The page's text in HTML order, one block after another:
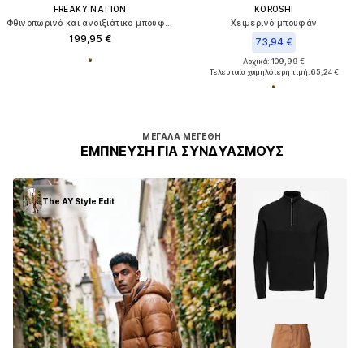
FREAKY NATION
199,95 €
KOROSHI
Χειμερινό μπουφάν
73,94 €
Αρχικά: 109,99 €
Τελευταία χαμηλότερη τιμή:65,24 €
ΜΕΓΆΛΑ ΜΕΓΈΘΗ
ΈΜΠΝΕΥΣΗ ΓΙΑ ΣΥΝΔΥΑΣΜΟΎΣ
The AY Style Edit